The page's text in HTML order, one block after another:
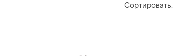
Сортировать: